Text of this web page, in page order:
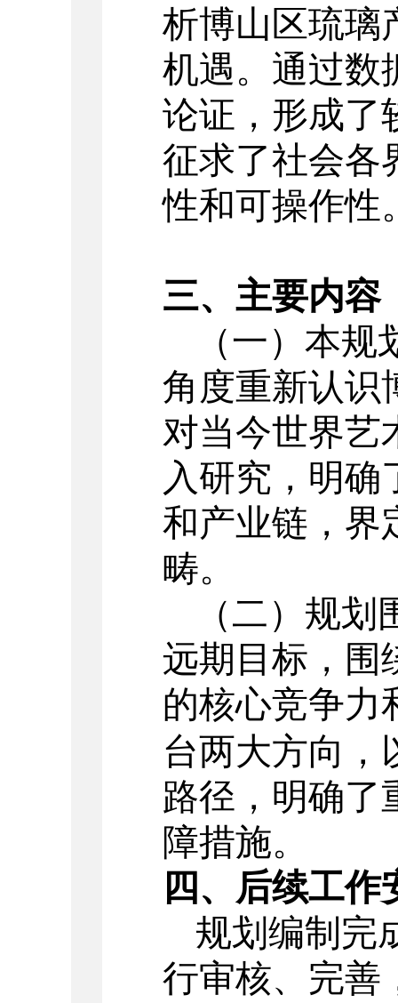
析博山区琉璃
机遇。通过数
论证，形成了
征求了社会各
性和可操作性
三、主要内容
（一）本
角度重新认识
对当今世界艺
入研究，明确
和产业链，界
畴。
（二）规划
远期目标，围
的核心竞争力
台两大方向，
路径，明确了
障措施。
四、后续工作
规划编制完
行审核、完善